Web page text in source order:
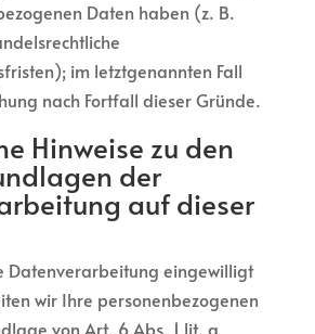
Daten haben (z. B.
im letztgenannten Fall
nach Fortfall dieser Gründe.
Hinweise zu den
der
auf dieser
Datenverarbeitung eingewilligt
wir Ihre personenbezogenen
von Art. 6 Abs. 1 lit. a